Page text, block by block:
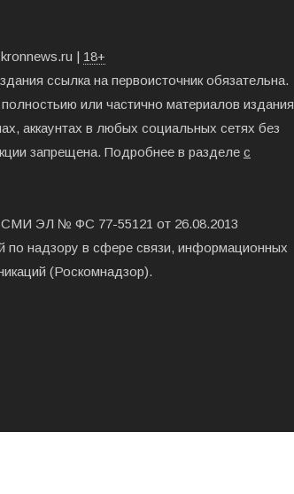
| 18+
ссылка на первоисточник обязательна.
или частично материалов издания
аккаунтах в любых социальных сетях без
запрещена. Подробнее в разделе с
СМИ ЭЛ № ФС 77-55121 от 26.08.2013
надзору в сфере связи, информационных
(Роскомнадзор).